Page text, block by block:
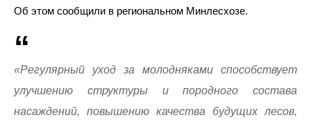
Об этом сообщили в региональном Минлесхозе.
«Регулярный уход за молодняками способствует
улучшению структуры и породного состава
насаждений, повышению качества будущих лесов,